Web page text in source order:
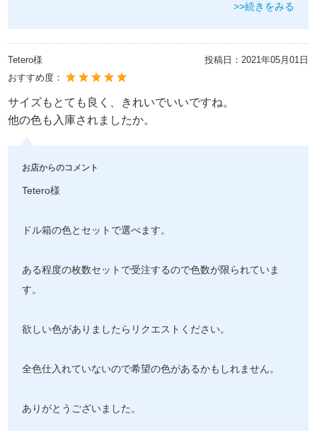
>>続きをみる
Tetero様 投稿日： 2021年05月01日
おすすめ度：
サイズもとても良く、きれいでいいですね。
他の色も入庫されましたか。
お店からのコメント
Tetero様
ドル箱の色とセットで選べます。
ある程度の枚数セットで受注するので色数が限られていま
す。
欲しい色がありましたらリクエストください。
全色仕入れていないので希望の色があるかもしれません。
ありがとうございました。